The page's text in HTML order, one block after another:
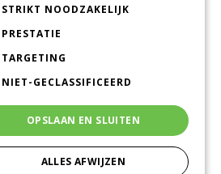
STRIKT NOODZAKELIJK
PRESTATIE
TARGETING
NIET-GECLASSIFICEERD
OPSLAAN EN SLUITEN
ALLES AFWIJZEN